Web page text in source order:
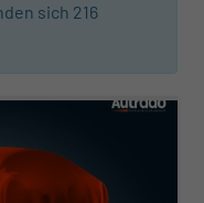
sich 216